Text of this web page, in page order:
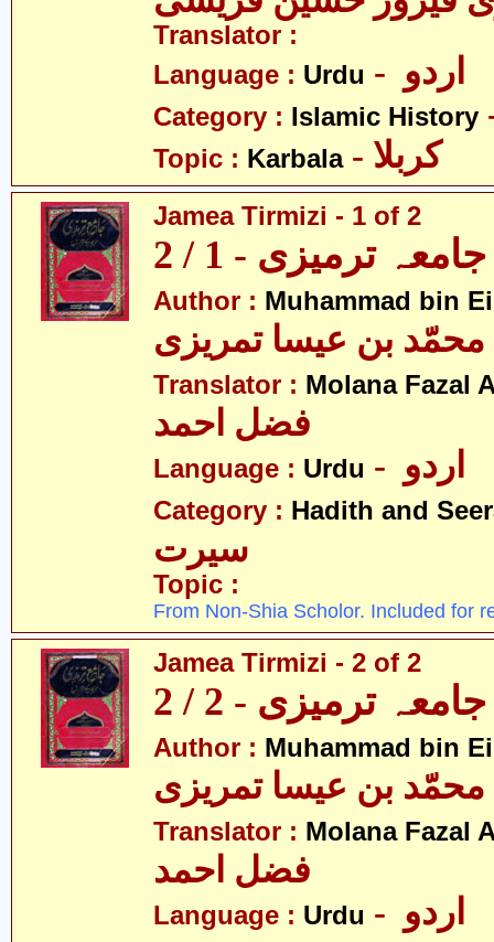
Translator :
Language : Urdu
Category : Islamic History
Topic : Karbala - کربلا
Jamea Tirmizi - 1 of 2
جامعہ ترمیزی - 1 / 2
Author : Muhammad bin
Translator : Molana Fazal
فضل احمد
Language : Urdu
Category : Hadith and
سیرت
Topic :
From Non-Shia Scholor. Included for
Jamea Tirmizi - 2 of 2
جامعہ ترمیزی - 2 / 2
Author : Muhammad bin
Translator : Molana Fazal
فضل احمد
Language : Urdu